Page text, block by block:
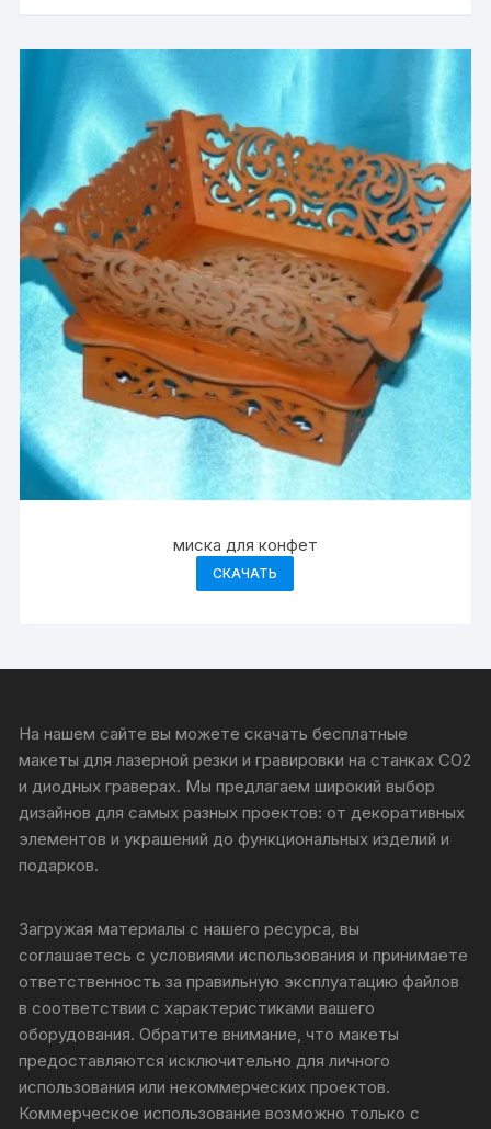
миска для конфет
СКАЧАТЬ
На нашем сайте вы можете скачать бесплатные
макеты для лазерной резки и гравировки на станках CO2
и диодных граверах. Мы предлагаем широкий выбор
дизайнов для самых разных проектов: от декоративных
элементов и украшений до функциональных изделий и
подарков.
Загружая материалы с нашего ресурса, вы
соглашаетесь с условиями использования и принимаете
ответственность за правильную эксплуатацию файлов
в соответствии с характеристиками вашего
оборудования. Обратите внимание, что макеты
предоставляются исключительно для личного
использования или некоммерческих проектов.
Коммерческое использование возможно только с